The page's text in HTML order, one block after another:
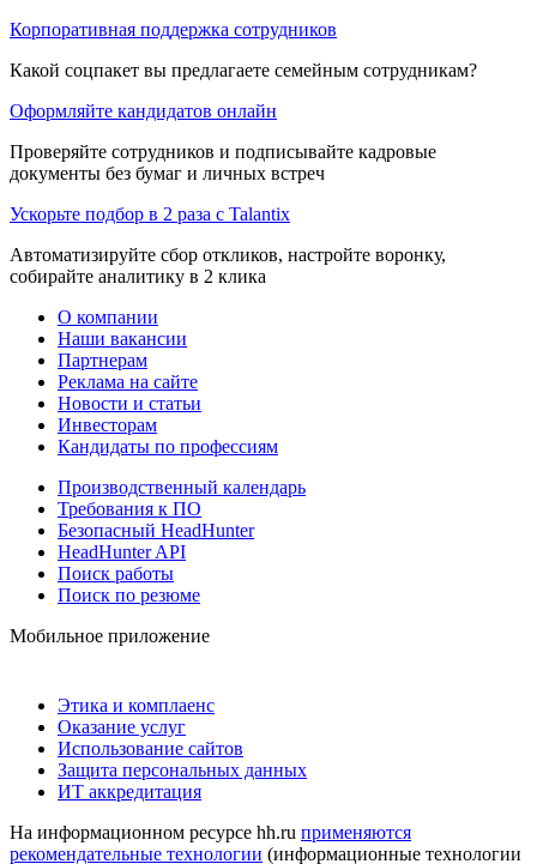
Корпоративная поддержка сотрудников
Какой соцпакет вы предлагаете семейным сотрудникам?
Оформляйте кандидатов онлайн
Проверяйте сотрудников и подписывайте кадровые
документы без бумаг и личных встреч
Ускорьте подбор в 2 раза с Talantix
Автоматизируйте сбор откликов, настройте воронку,
собирайте аналитику в 2 клика
О компании
Наши вакансии
Партнерам
Реклама на сайте
Новости и статьи
Инвесторам
Кандидаты по профессиям
Производственный календарь
Требования к ПО
Безопасный HeadHunter
HeadHunter API
Поиск работы
Поиск по резюме
Мобильное приложение
Этика и комплаенс
Оказание услуг
Использование сайтов
Защита персональных данных
ИТ аккредитация
На информационном ресурсе hh.ru применяются
рекомендательные технологии (информационные технологии